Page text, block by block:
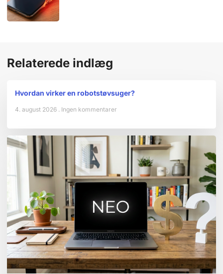
Relaterede indlæg
Hvordan virker en robotstøvsuger?
4. august 2026 Ingen kommentarer